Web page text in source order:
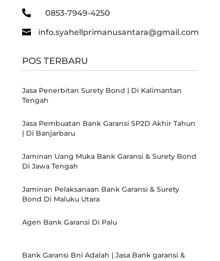
 0853-7949-4250
 info.syahellprimanusantara@gmail.com
POS TERBARU
Jasa Penerbitan Surety Bond | Di Kalimantan
Tengah
Jasa Pembuatan Bank Garansi SP2D Akhir Tahun
| Di Banjarbaru
Jaminan Uang Muka Bank Garansi & Surety Bond
Di Jawa Tengah
Jaminan Pelaksanaan Bank Garansi & Surety
Bond Di Maluku Utara
Agen Bank Garansi Di Palu
Bank Garansi Bni Adalah | Jasa Bank garansi &